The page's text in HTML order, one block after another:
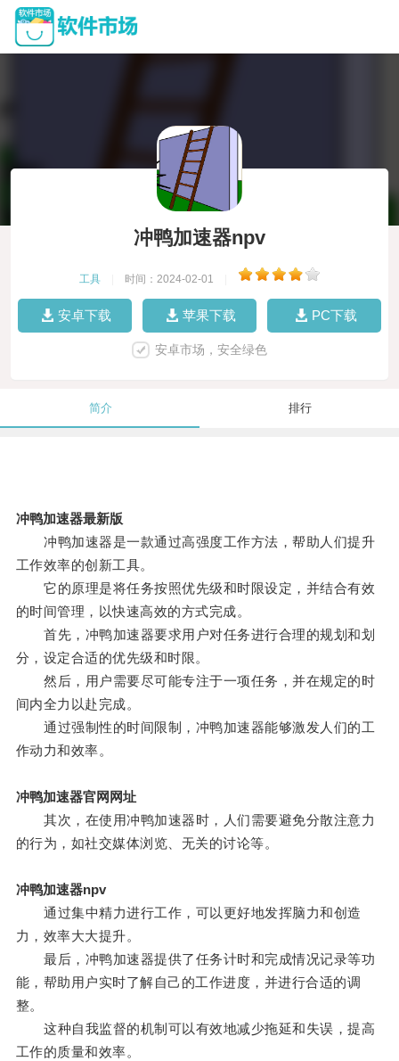
冲鸭加速器npv
工具 时间：2024-02-01
安卓下载 苹果下载 PC下载
安卓市场，安全绿色
简介 排行
冲鸭加速器最新版
冲鸭加速器是一款通过高强度工作方法，帮助人们提升
工作效率的创新工具。
它的原理是将任务按照优先级和时限设定，并结合有效
的时间管理，以快速高效的方式完成。
首先，冲鸭加速器要求用户对任务进行合理的规划和划
分，设定合适的优先级和时限。
然后，用户需要尽可能专注于一项任务，并在规定的时
间内全力以赴完成。
通过强制性的时间限制，冲鸭加速器能够激发人们的工
作动力和效率。
冲鸭加速器官网网址
其次，在使用冲鸭加速器时，人们需要避免分散注意力
的行为，如社交媒体浏览、无关的讨论等。
冲鸭加速器npv
通过集中精力进行工作，可以更好地发挥脑力和创造
力，效率大大提升。
最后，冲鸭加速器提供了任务计时和完成情况记录等功
能，帮助用户实时了解自己的工作进度，并进行合适的调
整。
这种自我监督的机制可以有效地减少拖延和失误，提高
工作的质量和效率。